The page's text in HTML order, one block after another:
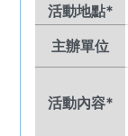
活動地點*
主辦單位
活動內容*